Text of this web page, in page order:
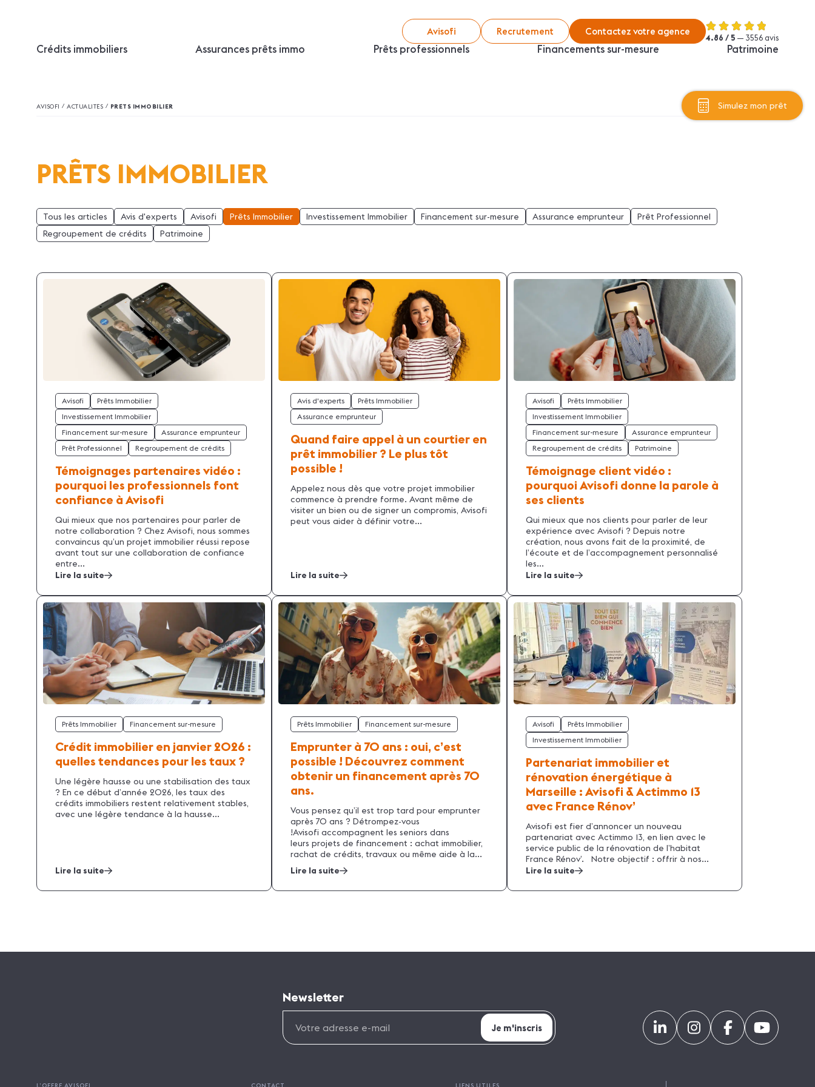
Avisofi Recrutement Contactez votre agence
4.86 / 5 — 3556 avis
Crédits immobiliers Assurances prêts immo Prêts professionnels Financements sur-mesure Patrimoine
Simulez mon prêt
AVISOFI / ACTUALITÉS / PRÊTS IMMOBILIER
PRÊTS IMMOBILIER
Tous les articles Avis d'experts Avisofi Prêts Immobilier Investissement Immobilier Financement sur-mesure Assurance emprunteur
Prêt Professionnel
Regroupement de crédits
Patrimoine
Avisofi
Prêts Immobilier
Investissement Immobilier
Financement sur-mesure
Assurance emprunteur
Prêt Professionnel
Regroupement de crédits
Témoignages partenaires vidéo :
pourquoi les professionnels font
confiance à Avisofi
Qui mieux que nos partenaires pour parler de
notre collaboration ? Chez Avisofi, nous sommes
convaincus qu’un projet immobilier réussi repose
avant tout sur une collaboration de confiance
entre...
Lire la suite
Avis d'experts
Prêts Immobilier
Assurance emprunteur
Quand faire appel à un courtier en
prêt immobilier ? Le plus tôt
possible !
Appelez nous dès que votre projet immobilier
commence à prendre forme. Avant même de
visiter un bien ou de signer un compromis, Avisofi
peut vous aider à définir votre...
Lire la suite
Avisofi
Prêts Immobilier
Investissement Immobilier
Financement sur-mesure
Assurance emprunteur
Regroupement de crédits
Patrimoine
Témoignage client vidéo :
pourquoi Avisofi donne la parole à
ses clients
Qui mieux que nos clients pour parler de leur
expérience avec Avisofi ? Depuis notre
création, nous avons fait de la proximité, de
l’écoute et de l’accompagnement personnalisé
les...
Lire la suite
Prêts Immobilier Financement sur-mesure
Crédit immobilier en janvier 2026 :
quelles tendances pour les taux ?
Une légère hausse ou une stabilisation des taux
? En ce début d’année 2026, les taux des
crédits immobiliers restent relativement stables,
avec une légère tendance à la hausse...
Lire la suite
Prêts Immobilier Financement sur-mesure
Emprunter à 70 ans : oui, c’est
possible ! Découvrez comment
obtenir un financement après 70
ans.
Vous pensez qu’il est trop tard pour emprunter
après 70 ans ? Détrompez-vous
!Avisofi accompagnent les seniors dans
leurs projets de financement : achat immobilier,
rachat de crédits, travaux ou même aide à la...
Lire la suite
Avisofi
Prêts Immobilier
Investissement Immobilier
Partenariat immobilier et
rénovation énergétique à
Marseille : Avisofi & Actimmo 13
avec France Rénov’
Avisofi est fier d’annoncer un nouveau
partenariat avec Actimmo 13, en lien avec le
service public de la rénovation de l’habitat
France Rénov’. Notre objectif : offrir à nos...
Lire la suite
Newsletter